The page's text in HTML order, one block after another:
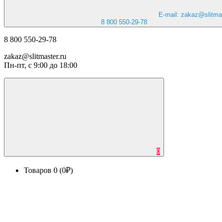
E-mail:
8 800 550-29-78
8 800 550-29-78
zakaz@slitmaster.ru
Пн-пт, с 9:00 до 18:00
0
Товаров 0 (0₽)